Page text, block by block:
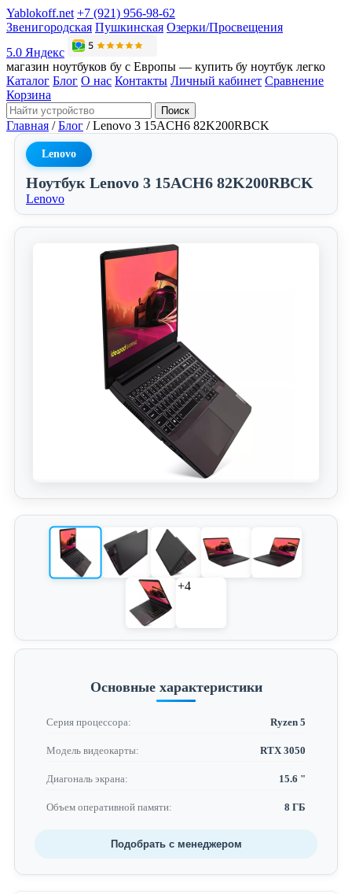
Yablokoff.net +7 (921) 956-98-62
Звенигородская Пушкинская Озерки/Просвещения
5.0 Яндекс
магазин ноутбуков бу с Европы — купить бу ноутбук легко
Каталог Блог О нас Контакты Личный кабинет Сравнение
Корзина
Поиск
Главная / Блог / Lenovo 3 15ACH6 82K200RBCK
Lenovo
Ноутбук Lenovo 3 15ACH6 82K200RBCK
Lenovo
+4
Основные характеристики
Серия процессора: Ryzen 5
Модель видеокарты: RTX 3050
Диагональ экрана: 15.6 "
Объем оперативной памяти: 8 ГБ
Подобрать с менеджером